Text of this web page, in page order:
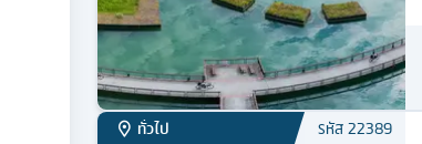
ทั่วไป รหัส22389